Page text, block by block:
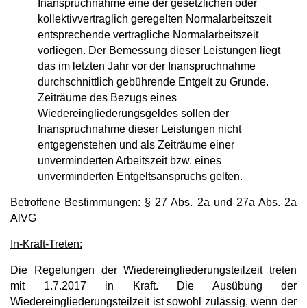
Inanspruchnahme eine der gesetzlichen oder
kollektivvertraglich geregelten Normalarbeitszeit
entsprechende vertragliche Normalarbeitszeit
vorliegen. Der Bemessung dieser Leistungen liegt
das im letzten Jahr vor der Inanspruchnahme
durchschnittlich gebührende Entgelt zu Grunde.
Zeiträume des Bezugs eines
Wiedereingliederungsgeldes sollen der
Inanspruchnahme dieser Leistungen nicht
entgegenstehen und als Zeiträume einer
unverminderten Arbeitszeit bzw. eines
unverminderten Entgeltsanspruchs gelten.
Betroffene Bestimmungen: § 27 Abs. 2a und 27a Abs. 2a
AlVG
In-Kraft-Treten:
Die Regelungen der Wiedereingliederungsteilzeit treten
mit 1.7.2017 in Kraft. Die Ausübung der
Wiedereingliederungsteilzeit ist sowohl zulässig, wenn der